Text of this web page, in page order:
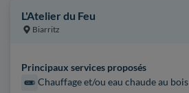
L'Atelier du Feu
Biarritz
Principaux services proposés
Chauffage et/ou eau chaude au bois